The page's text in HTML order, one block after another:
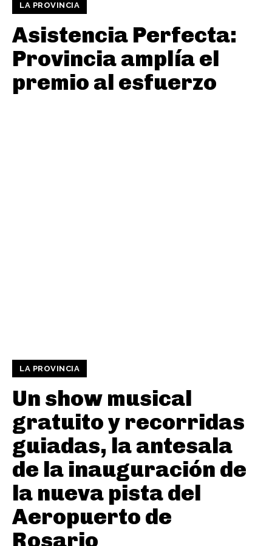
LA PROVINCIA
Asistencia Perfecta:
Provincia amplía el
premio al esfuerzo
LA PROVINCIA
Un show musical
gratuito y recorridas
guiadas, la antesala
de la inauguración de
la nueva pista del
Aeropuerto de
Rosario